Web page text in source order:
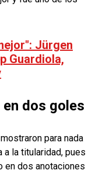
Jürgen
Guardiola,
dos goles
para nada
la titularidad, pues
en dos anotaciones